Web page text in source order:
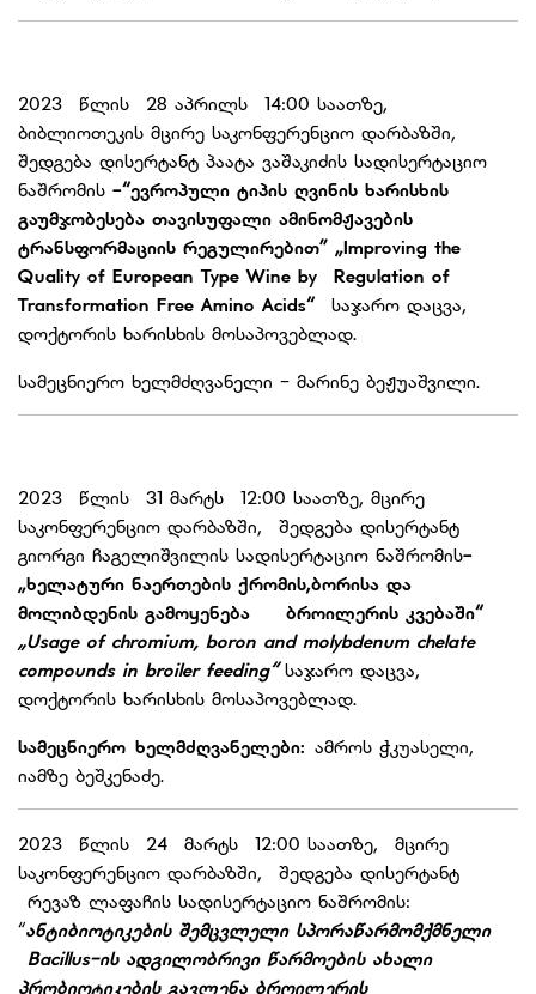
2023 წლის 28 აპრილს 14:00 საათზე,
ბიბლიოთეკის მცირე საკონფერენციო დარბაზში,
შედგება დისერტანტ პაატა ვაშაკიძის სადისერტაციო
ნაშრომის -“ევროპული ტიპის ღვინის ხარისხის
გაუმჯობესება თავისუფალი ამინომჟავების
ტრანსფორმაციის რეგულირებით” „Improving the
Quality of European Type Wine by Regulation of
Transformation Free Amino Acids“
საჯარო დაცვა,
დოქტორის ხარისხის მოსაპოვებლად.
სამეცნიერო ხელმძღვანელი - მარინე ბეჟუაშვილი.
2023 წლის 31 მარტს 12:00 საათზე, მცირე
საკონფერენციო დარბაზში, შედგება დისერტანტ
გიორგი ჩაგელიშვილის სადისერტაციო ნაშრომის-
„ხელატური ნაერთების ქრომის,ბორისა და
მოლიბდენის გამოყენება ბროილერის კვებაში“
„Usage of chromium, boron and molybdenum chelate
compounds in broiler feeding“საჯარო დაცვა,
დოქტორის ხარისხის მოსაპოვებლად.
სამეცნიერო ხელმძღვანელები: ამროს ჭკუასელი,
იამზე ბეშკენაძე.
2023 წლის 24 მარტს 12:00 საათზე, მცირე
საკონფერენციო დარბაზში, შედგება დისერტანტ
რევაზ ლაფაჩის სადისერტაციო ნაშრომის:
“ანტიბიოტიკების შემცვლელი სპორაწარმომქმნელი
Bacillus-ის ადგილობრივი წარმოების ახალი
პრობიოტიკების გავლენა ბროილერის